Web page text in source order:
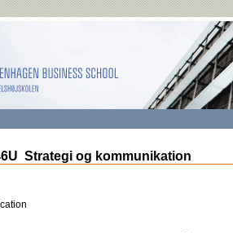
Strategi og kommunikation